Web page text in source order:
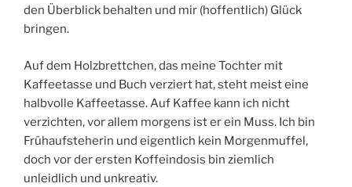
den Überblick behalten und mir (hoffentlich) Glück
bringen.
Auf dem Holzbrettchen, das meine Tochter mit
Kaffeetasse und Buch verziert hat, steht meist eine
halbvolle Kaffeetasse. Auf Kaffee kann ich nicht
verzichten, vor allem morgens ist er ein Muss. Ich bin
Frühaufsteherin und eigentlich kein Morgenmuffel,
doch vor der ersten Koffeindosis bin ziemlich
unleidlich und unkreativ.